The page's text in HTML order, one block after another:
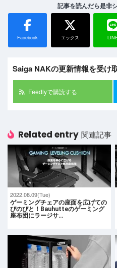
記事を読んだら是非
Facebook エックス
Saiga NAKの更新情報を受け
Feedlyで購読する
Related entry 関連記事
2022.08.09(Tue)
ゲーミングチェアの座面を広げての
びのびと！Bauhutteのゲーミング
座布団にラージサ…